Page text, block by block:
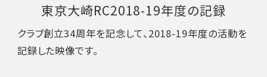
東京大崎RC2018-19年度の記録
クラブ創立34周年を記念して、2018-19年度の活動を
記録した映像です。